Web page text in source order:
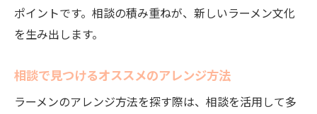
ポイントです。相談の積み重ねが、新しいラーメン文化
を生み出します。
相談で見つけるオススメのアレンジ方法
ラーメンのアレンジ方法を探す際は、相談を活用して多